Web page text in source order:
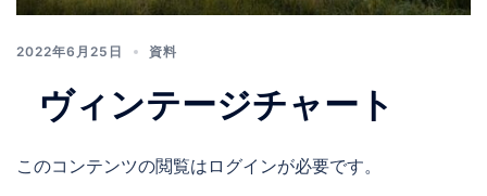
2022年6月25日 資料
ヴィンテージチャート
このコンテンツの閲覧はログインが必要です。